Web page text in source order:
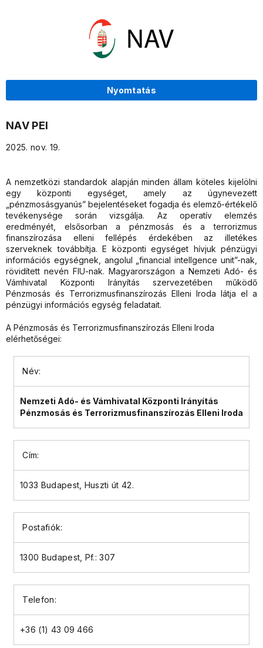
Nyomtatás
NAV PEI
2025. nov. 19.
A nemzetközi standardok alapján minden állam köteles kijelölni
egy központi egységet, amely az úgynevezett
„pénzmosásgyanús” bejelentéseket fogadja és elemző-értékelő
tevékenysége során vizsgálja. Az operatív elemzés
eredményét, elsősorban a pénzmosás és a terrorizmus
finanszírozása elleni fellépés érdekében az illetékes
szerveknek továbbítja. E központi egységet hívjuk pénzügyi
információs egységnek, angolul „financial intellgence unit”-nak,
rövidített nevén FIU-nak. Magyarországon a Nemzeti Adó- és
Vámhivatal Központi Irányítás szervezetében működő
Pénzmosás és Terrorizmusfinanszírozás Elleni Iroda látja el a
pénzügyi információs egység feladatait.
A Pénzmosás és Terrorizmusfinanszírozás Elleni Iroda
elérhetőségei:
Név:
Nemzeti Adó- és Vámhivatal Központi Irányítás
Pénzmosás és Terrorizmusfinanszírozás Elleni Iroda
Cím:
1033 Budapest, Huszti út 42.
Postafiók:
1300 Budapest, Pf.: 307
Telefon:
+36 (1) 43 09 466